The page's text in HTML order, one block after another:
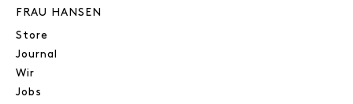
FRAU HANSEN
Store
Journal
Wir
Jobs